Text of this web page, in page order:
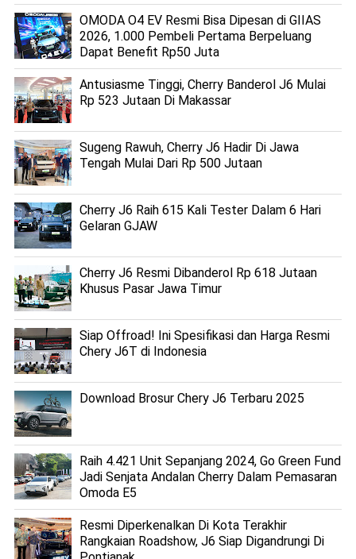
OMODA O4 EV Resmi Bisa Dipesan di GIIAS
2026, 1.000 Pembeli Pertama Berpeluang
Dapat Benefit Rp50 Juta
Antusiasme Tinggi, Cherry Banderol J6 Mulai
Rp 523 Jutaan Di Makassar
Sugeng Rawuh, Cherry J6 Hadir Di Jawa
Tengah Mulai Dari Rp 500 Jutaan
Cherry J6 Raih 615 Kali Tester Dalam 6 Hari
Gelaran GJAW
Cherry J6 Resmi Dibanderol Rp 618 Jutaan
Khusus Pasar Jawa Timur
Siap Offroad! Ini Spesifikasi dan Harga Resmi
Chery J6T di Indonesia
Download Brosur Chery J6 Terbaru 2025
Raih 4.421 Unit Sepanjang 2024, Go Green Fund
Jadi Senjata Andalan Cherry Dalam Pemasaran
Omoda E5
Resmi Diperkenalkan Di Kota Terakhir
Rangkaian Roadshow, J6 Siap Digandrungi Di